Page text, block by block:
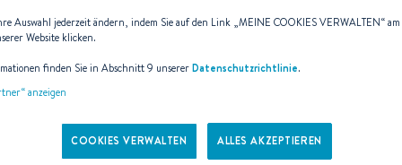
Auswahl jederzeit ändern, indem Sie auf den Link „MEINE COOKIES VERWALTEN“
Website klicken.
finden Sie in Abschnitt 9 unsererDatenschutzrichtlinie.
anzeigen
COOKIES VERWALTEN ALLES AKZEPTIEREN